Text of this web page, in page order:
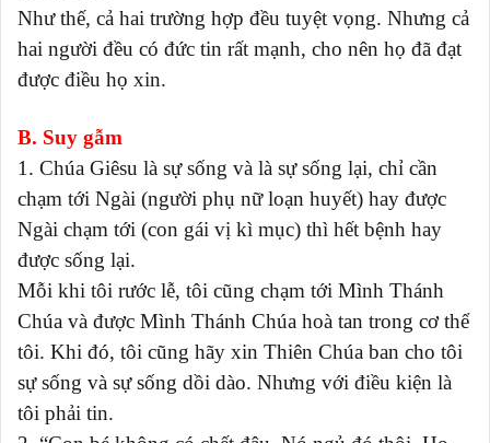
Như thế, cả hai trường hợp đều tuyệt vọng. Nhưng cả
hai người đều có đức tin rất mạnh, cho nên họ đã đạt
được điều họ xin.
B. Suy gẫm
1. Chúa Giêsu là sự sống và là sự sống lại, chỉ cần
chạm tới Ngài (người phụ nữ loạn huyết) hay được
Ngài chạm tới (con gái vị kì mục) thì hết bệnh hay
được sống lại.
Mỗi khi tôi rước lễ, tôi cũng chạm tới Mình Thánh
Chúa và được Mình Thánh Chúa hoà tan trong cơ thể
tôi. Khi đó, tôi cũng hãy xin Thiên Chúa ban cho tôi
sự sống và sự sống dồi dào. Nhưng với điều kiện là
tôi phải tin.